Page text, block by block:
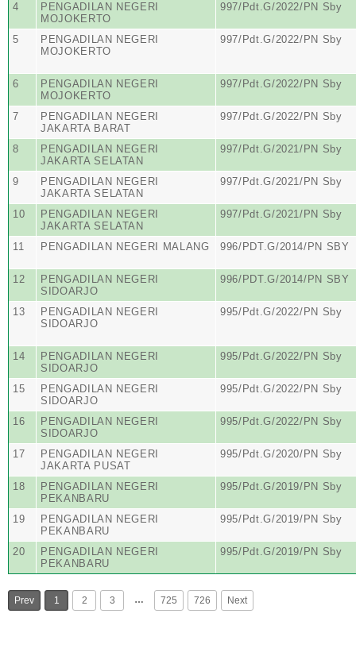
4
PENGADILAN NEGERI
MOJOKERTO
997/Pdt.G/2022/PN Sby
5
PENGADILAN NEGERI
MOJOKERTO
997/Pdt.G/2022/PN Sby
6
PENGADILAN NEGERI
MOJOKERTO
997/Pdt.G/2022/PN Sby
7
PENGADILAN NEGERI
JAKARTA BARAT
997/Pdt.G/2022/PN Sby
8
PENGADILAN NEGERI
JAKARTA SELATAN
997/Pdt.G/2021/PN Sby
9
PENGADILAN NEGERI
JAKARTA SELATAN
997/Pdt.G/2021/PN Sby
10
PENGADILAN NEGERI
JAKARTA SELATAN
997/Pdt.G/2021/PN Sby
11 PENGADILAN NEGERI MALANG 996/PDT.G/2014/PN SBY
12
PENGADILAN NEGERI
SIDOARJO
996/PDT.G/2014/PN SBY
13
PENGADILAN NEGERI
SIDOARJO
995/Pdt.G/2022/PN Sby
14
PENGADILAN NEGERI
SIDOARJO
995/Pdt.G/2022/PN Sby
15
PENGADILAN NEGERI
SIDOARJO
995/Pdt.G/2022/PN Sby
16
PENGADILAN NEGERI
SIDOARJO
995/Pdt.G/2022/PN Sby
17
PENGADILAN NEGERI
JAKARTA PUSAT
995/Pdt.G/2020/PN Sby
18
PENGADILAN NEGERI
PEKANBARU
995/Pdt.G/2019/PN Sby
19
PENGADILAN NEGERI
PEKANBARU
995/Pdt.G/2019/PN Sby
20
PENGADILAN NEGERI
PEKANBARU
995/Pdt.G/2019/PN Sby
Prev 1 2 3 … 725 726 Next